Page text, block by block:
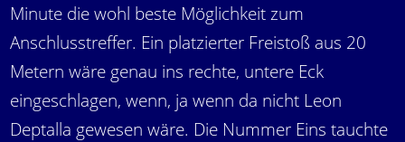
Minute die wohl beste Möglichkeit zum
Anschlusstreffer. Ein platzierter Freistoß aus 20
Metern wäre genau ins rechte, untere Eck
eingeschlagen, wenn, ja wenn da nicht Leon
Deptalla gewesen wäre. Die Nummer Eins tauchte